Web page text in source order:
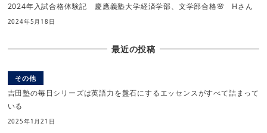
2024年入試合格体験記 慶應義塾大学経済学部、文学部合格🌸 Hさん
2024年5月18日
最近の投稿
その他
吉田塾の毎日シリーズは英語力を盤石にするエッセンスがすべて詰まって
いる
2025年1月21日